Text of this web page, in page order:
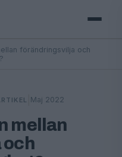
förändringsvilja och
Maj 2022
mellan